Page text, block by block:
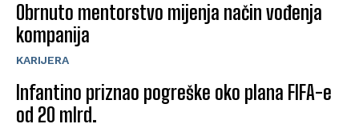
Obrnuto mentorstvo mijenja način vođenja
kompanija
KARIJERA
Infantino priznao pogreške oko plana FIFA-e
od 20 mlrd.